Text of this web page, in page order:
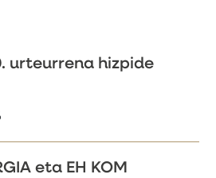
urteurrena hizpide
eta EH KOM